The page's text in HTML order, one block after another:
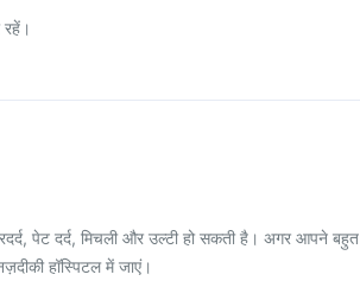
पेट दर्द, मिचली और उल्टी हो सकती है। अगर आपने बहुत
हॉस्पिटल में जाएं।